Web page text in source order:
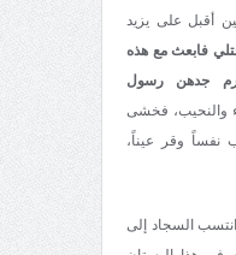
أقبل على يزيد
فابعث مع هذه
جدهن رسول
والنحيب، فخشى
نفساً‌ وقر عيناً،
السجاد إلى